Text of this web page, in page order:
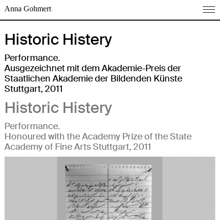
Anna Gohmert
Historic Histery
Performance.
Ausgezeichnet mit dem Akademie-Preis der
Staatlichen Akademie der Bildenden Künste
Stuttgart, 2011
Historic Histery
Performance.
Honoured with the Academy Prize of the State
Academy of Fine Arts Stuttgart, 2011